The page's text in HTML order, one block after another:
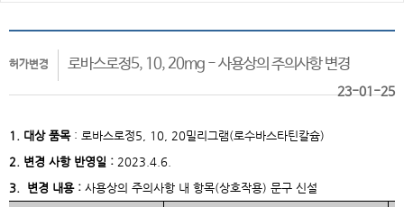
허가변경 로바스로정5, 10, 20mg - 사용상의 주의사항 변경
23-01-25
1. 대상품목 : 로바스로정5, 10, 20밀리그램(로수바스타틴칼슘)
2. 변경 사항 반영일 : 2023.4.6.
3. 변경 내용 : 사용상의 주의사항 내 항목(상호작용) 문구 신설